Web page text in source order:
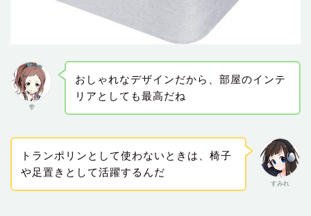
雫
おしゃれなデザインだから、部屋のインテ
リアとしても最高だね
すみれ
トランポリンとして使わないときは、椅子
や足置きとして活躍するんだ